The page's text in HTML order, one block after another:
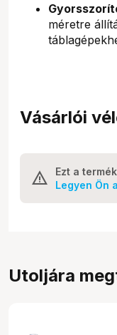
méretre
Vásárlói
Ezt a
Legyen Ön
Utoljára